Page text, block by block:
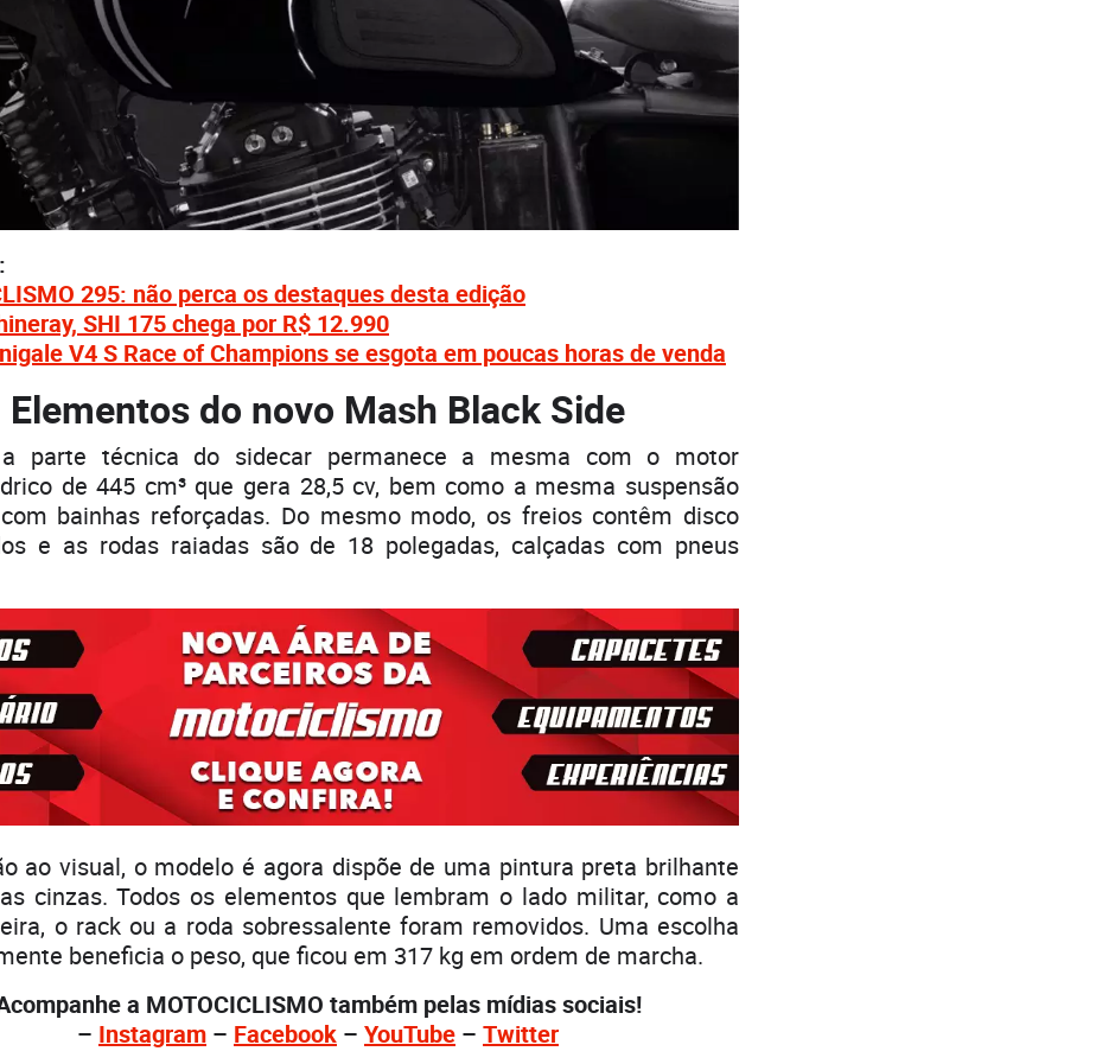
295: não perca os destaques desta edição
SHI 175 chega por R$ 12.990
V4 S Race of Champions se esgota em poucas horas de venda
Elementos do novo Mash Black Side
parte técnica do sidecar permanece a mesma com o motor
de 445 cm³ que gera 28,5 cv, bem como a mesma suspensão
bainhas reforçadas. Do mesmo modo, os freios contêm disco
e as rodas raiadas são de 18 polegadas, calçadas com pneus
ao visual, o modelo é agora dispõe de uma pintura preta brilhante
cinzas. Todos os elementos que lembram o lado militar, como a
o rack ou a roda sobressalente foram removidos. Uma escolha
beneficia o peso, que ficou em 317 kg em ordem de marcha.
a MOTOCICLISMO também pelas mídias sociais!
– Instagram – Facebook – YouTube – Twitter